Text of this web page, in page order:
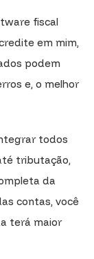
fiscal
em mim,
podem
e, o melhor
todos
tributação,
da
contas, você
terá maior